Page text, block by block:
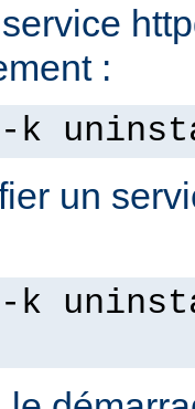
:
-k
un
k